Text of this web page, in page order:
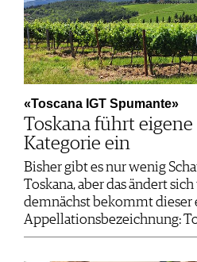
«Toscana IGT Spumante»
Toskana führt
Kategorie ein
Bisher gibt es nur wenig
Toskana, aber das ändert
demnächst bekommt dieser
Appellationsbezeichnung: